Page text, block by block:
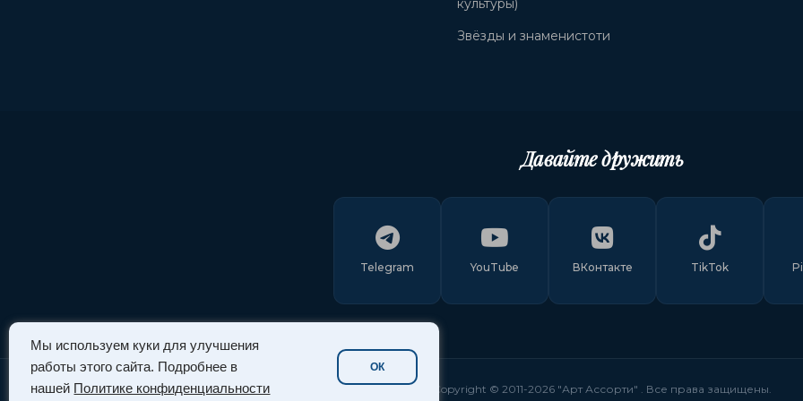
Мы используем куки для улучшения
работы этого сайта. Подробнее в
нашей Политике конфиденциальности
ОК
культуры)
Звёзды и знаменистоти
Давайте дружить
Telegram YouTube ВКонтакте TikTok
Copyright © 2011-2026 "Арт Ассорти" . Все права защищены.